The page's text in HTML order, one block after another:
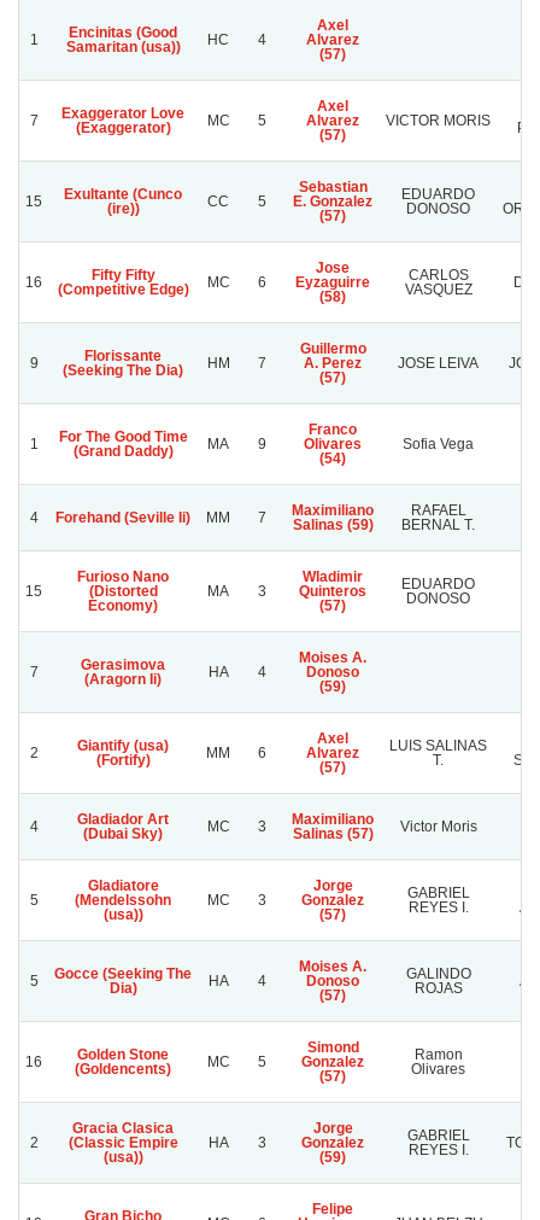
1
Encinitas (Good
Samaritan (usa))
HC 4
Axel
Alvarez
(57)
7
Exaggerator Love
(Exaggerator)
MC 5
Axel
Alvarez
(57)
VICTOR MORIS
15
Exultante (Cunco
(ire))
CC 5
Sebastian
E. Gonzalez
(57)
EDUARDO
DONOSO
16
Fifty Fifty
(Competitive Edge)
MC 6
Jose
Eyzaguirre
(58)
CARLOS
VASQUEZ
9
Florissante
(Seeking The Dia)
HM 7
Guillermo
A. Perez
(57)
JOSE LEIVA
1
For The Good Time
(Grand Daddy)
MA 9
Franco
Olivares
(54)
Sofia Vega
4 Forehand (Seville Ii) MM 7
Maximiliano
Salinas (59)
RAFAEL
BERNAL T.
15
Furioso Nano
(Distorted
Economy)
MA 3
Wladimir
Quinteros
(57)
EDUARDO
DONOSO
7
Gerasimova
(Aragorn Ii)
HA 4
Moises A.
Donoso
(59)
2
Giantify (usa)
(Fortify)
MM 6
Axel
Alvarez
(57)
LUIS SALINAS
T.
4
Gladiador Art
(Dubai Sky)
MC 3
Maximiliano
Salinas (57)
Victor Moris
5
Gladiatore
(Mendelssohn
(usa))
MC 3
Jorge
Gonzalez
(57)
GABRIEL
REYES I.
5
Gocce (Seeking The
Dia)
HA 4
Moises A.
Donoso
(57)
GALINDO
ROJAS
16
Golden Stone
(Goldencents)
MC 5
Simond
Gonzalez
(57)
Ramon
Olivares
2
Gracia Clasica
(Classic Empire
(usa))
HA 3
Jorge
Gonzalez
(59)
GABRIEL
REYES I.
Felipe